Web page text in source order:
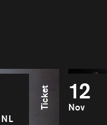
Ticket 12
Nov